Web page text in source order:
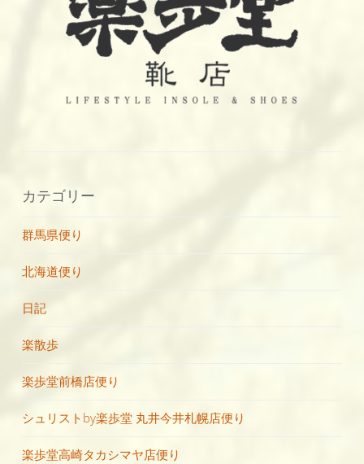
カテゴリー
群馬県便り
北海道便り
日記
楽散歩
楽歩堂前橋店便り
シュリストby楽歩堂 丸井今井札幌店便り
楽歩堂高崎タカシマヤ店便り